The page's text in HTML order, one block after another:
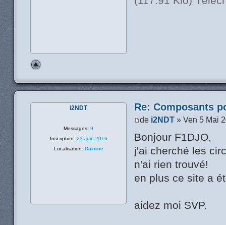
Re: Composants
de i2NDT » Ven 5 Mai
Bonjour F1DJO,
j'ai cherché les
n'ai rien trouvé!
en plus ce site a
aidez moi SVP.
i2NDT
Messages: 9
Inscription: 23 Juin 2016
Localisation: Dalmine